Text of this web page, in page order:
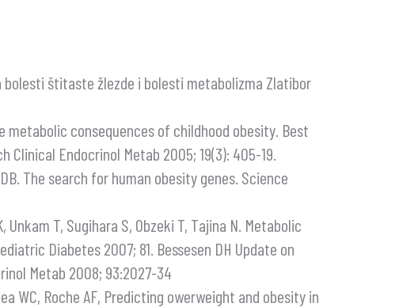
bolesti štitaste žlezde i bolesti metabolizma Zlatibor
metabolic consequences of childhood obesity. Best
Clinical Endocrinol Metab 2005; 19(3): 405-19.
The search for human obesity genes. Science
Unkam T, Sugihara S, Obzeki T, Tajina N. Metabolic
Diabetes 2007; 81. Bessesen DH Update on
Metab 2008; 93:2027-34
WC, Roche AF, Predicting owerweight and obesity in